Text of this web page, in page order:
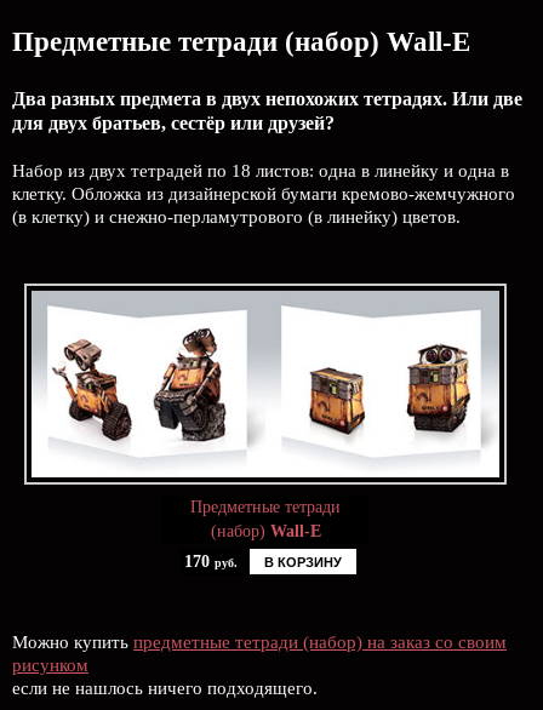
Предметные тетради (набор) Wall-E
Два разных предмета в двух непохожих тетрадях. Или две
для двух братьев, сестёр или друзей?
Набор из двух тетрадей по 18 листов: одна в линейку и одна в
клетку. Обложка из дизайнерской бумаги кремово-жемчужного
(в клетку) и снежно-перламутрового (в линейку) цветов.
Предметные тетради
(набор) Wall-E
170 руб. В КОРЗИНУ
Можно купить предметные тетради (набор) на заказ со своим
рисунком
если не нашлось ничего подходящего.